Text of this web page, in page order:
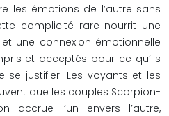
les émotions de l’autre sans
complicité rare nourrit une
une connexion émotionnelle
et acceptés pour ce qu’ils
se justifier. Les voyants et les
que les couples Scorpion-
accrue l’un envers l’autre,